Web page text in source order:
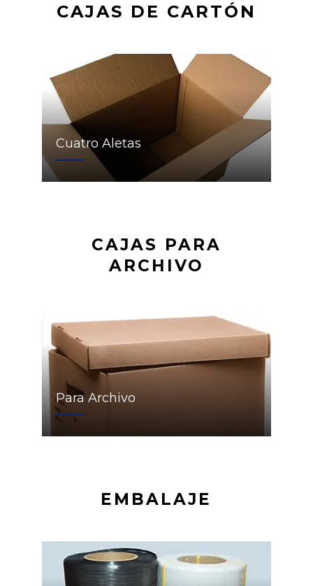
CAJAS DE CARTÓN
Cuatro Aletas
CAJAS PARA
ARCHIVO
Para Archivo
EMBALAJE